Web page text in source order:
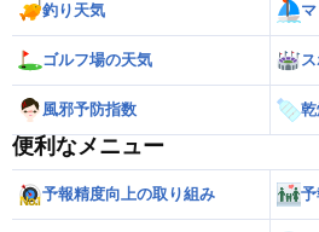
釣り天気
ゴルフ場の天気
風邪予防指数
便利なメニュー
予報精度向上の取り組み